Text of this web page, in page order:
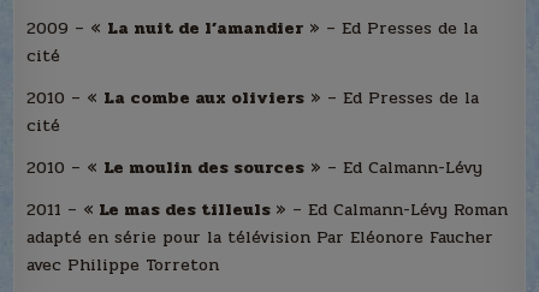
2009 – « La nuit de l’amandier » – Ed Presses de la
cité
2010 – « La combe aux oliviers » – Ed Presses de la
cité
2010 – « Le moulin des sources » – Ed Calmann-Lévy
2011 – « Le mas des tilleuls » – Ed Calmann-Lévy Roman
adapté en série pour la télévision Par Eléonore Faucher
avec Philippe Torreton